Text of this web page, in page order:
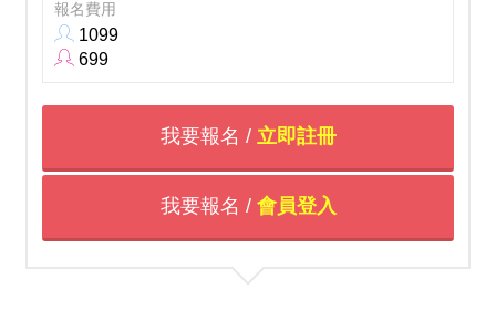
報名費用
1099
699
我要報名 / 立即註冊
我要報名 / 會員登入